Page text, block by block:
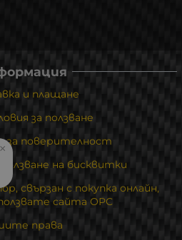
и плащане
за ползване
за поверителност
на бисквитки
свързан с покупка онлайн,
сайта ОРС
права
×